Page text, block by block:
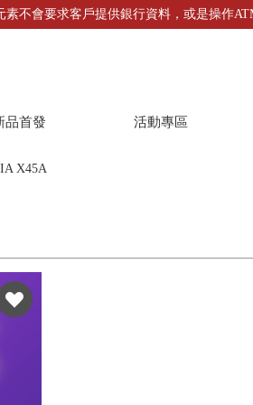
不會要求客戶提供銀行資料，或是操作
品首發 活動專區
X45A